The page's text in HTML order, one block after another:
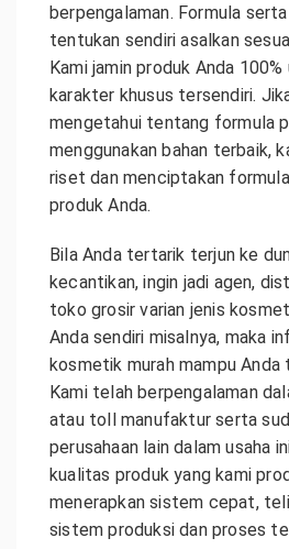
berpengalaman. Formula
tentukan sendiri asalkan
Kami jamin produk Anda
karakter khusus tersendiri.
mengetahui tentang formula
menggunakan bahan terbaik,
riset dan menciptakan
produk Anda.
Bila Anda tertarik terjun ke
kecantikan, ingin jadi agen,
toko grosir varian jenis
Anda sendiri misalnya, maka
kosmetik murah mampu Anda
Kami telah berpengalaman
atau toll manufaktur serta
perusahaan lain dalam usaha
kualitas produk yang kami
menerapkan sistem cepat,
sistem produksi dan proses